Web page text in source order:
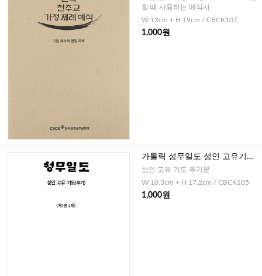
할 때 사용하는 예식서
W 13cm + H 19cm / CBCK107
1,000원
가톨릭 성무일도 성인 고유기도
(제1판 7쇄)
성인 고유 기도 추가분
W 10.3cm + H 17.2cm / CBCK105
1,000원